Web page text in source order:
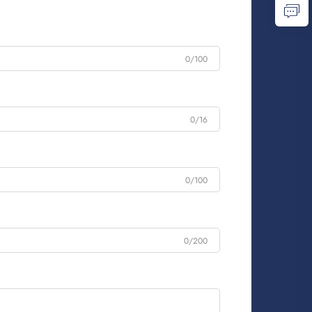
0/100
0/16
0/100
0/200